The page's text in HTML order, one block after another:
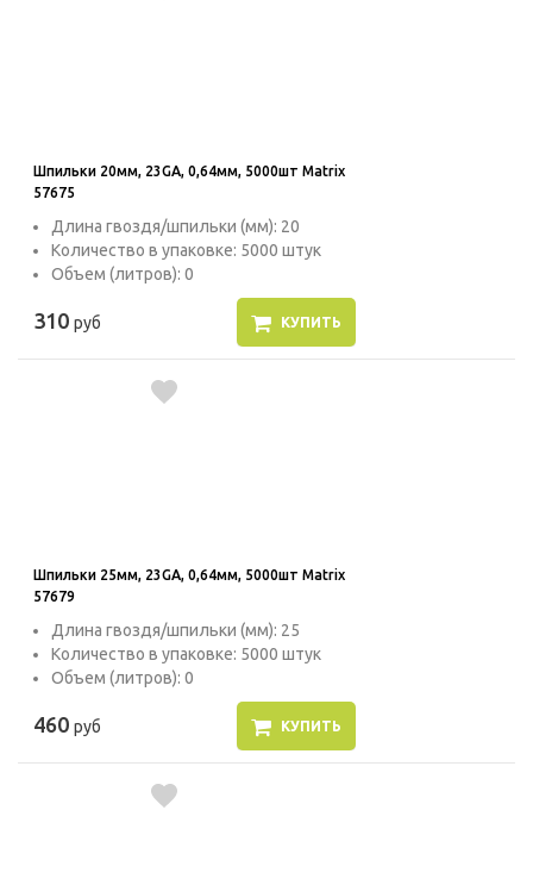
Шпильки 20мм, 23GA, 0,64мм, 5000шт Matrix
57675
Длина гвоздя/шпильки (мм): 20
Количество в упаковке: 5000 штук
Объем (литров): 0
310 руб КУПИТЬ
Шпильки 25мм, 23GA, 0,64мм, 5000шт Matrix
57679
Длина гвоздя/шпильки (мм): 25
Количество в упаковке: 5000 штук
Объем (литров): 0
460 руб КУПИТЬ